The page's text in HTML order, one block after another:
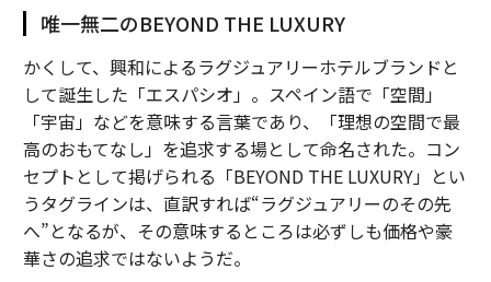
唯一無二のBEYOND THE LUXURY
かくして、興和によるラグジュアリーホテルブランドと
して誕生した「エスパシオ」。スペイン語で「空間」
「宇宙」などを意味する言葉であり、「理想の空間で最
高のおもてなし」を追求する場として命名された。コン
セプトとして掲げられる「BEYOND THE LUXURY」とい
うタグラインは、直訳すれば“ラグジュアリーのその先
へ”となるが、その意味するところは必ずしも価格や豪
華さの追求ではないようだ。